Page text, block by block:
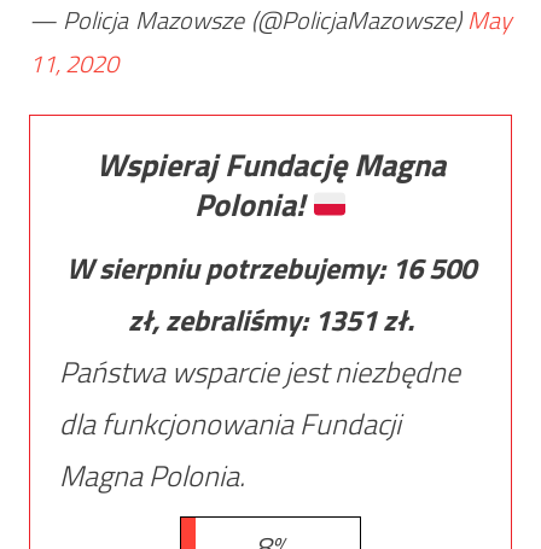
— Policja Mazowsze (@PolicjaMazowsze)May
11, 2020
Wspieraj Fundację Magna
Polonia!
W sierpniu potrzebujemy: 16 500
zł, zebraliśmy: 1351zł.
Państwa wsparcie jest niezbędne
dla funkcjonowania Fundacji
Magna Polonia.